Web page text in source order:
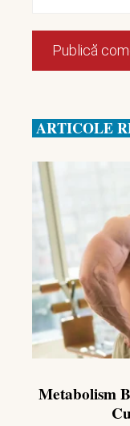
ARTICOLE
Metabolism